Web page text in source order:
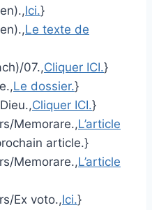
Ici.}
Le texte de
07.,Cliquer ICI.}
Le dossier.}
Cliquer ICI.}
Memorare.,L’article
article.}
Memorare.,L’article
Ex voto.,Ici.}